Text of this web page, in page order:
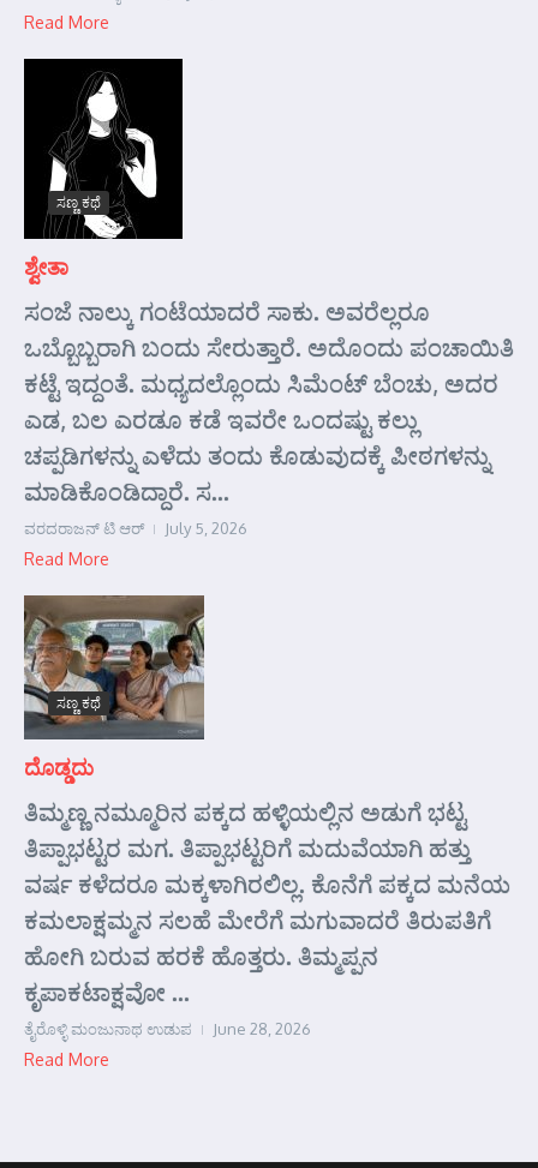
Read More
ಸಣ್ಣ ಕಥೆ
ಶ್ವೇತಾ
ಸಂಜೆ ನಾಲ್ಕು ಗಂಟೆಯಾದರೆ ಸಾಕು. ಅವರೆಲ್ಲರೂ
ಒಬ್ಬೊಬ್ಬರಾಗಿ ಬಂದು ಸೇರುತ್ತಾರೆ. ಅದೊಂದು ಪಂಚಾಯಿತಿ
ಕಟ್ಟೆ ಇದ್ದಂತೆ. ಮಧ್ಯದಲ್ಲೊಂದು ಸಿಮೆಂಟ್ ಬೆಂಚು, ಅದರ
ಎಡ, ಬಲ ಎರಡೂ ಕಡೆ ಇವರೇ ಒಂದಷ್ಟು ಕಲ್ಲು
ಚಪ್ಪಡಿಗಳನ್ನು ಎಳೆದು ತಂದು ಕೊಡುವುದಕ್ಕೆ ಪೀಠಗಳನ್ನು
ಮಾಡಿಕೊಂಡಿದ್ದಾರೆ. ಸ...
ವರದರಾಜನ್ ಟಿ ಆರ್ July 5, 2026
Read More
ಸಣ್ಣ ಕಥೆ
ದೊಡ್ಡದು
ತಿಮ್ಮಣ್ಣ ನಮ್ಮೂರಿನ ಪಕ್ಕದ ಹಳ್ಳಿಯಲ್ಲಿನ ಅಡುಗೆ ಭಟ್ಟ
ತಿಪ್ಪಾಭಟ್ಟರ ಮಗ. ತಿಪ್ಪಾಭಟ್ಟರಿಗೆ ಮದುವೆಯಾಗಿ ಹತ್ತು
ವರ್ಷ ಕಳೆದರೂ ಮಕ್ಕಳಾಗಿರಲಿಲ್ಲ. ಕೊನೆಗೆ ಪಕ್ಕದ ಮನೆಯ
ಕಮಲಾಕ್ಷಮ್ಮನ ಸಲಹೆ ಮೇರೆಗೆ ಮಗುವಾದರೆ ತಿರುಪತಿಗೆ
ಹೋಗಿ ಬರುವ ಹರಕೆ ಹೊತ್ತರು. ತಿಮ್ಮಪ್ಪನ
ಕೃಪಾಕಟಾಕ್ಷವೋ ...
ತೈರೊಳ್ಳಿ ಮಂಜುನಾಥ ಉಡುಪ June 28, 2026
Read More